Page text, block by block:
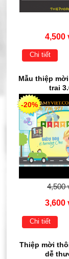
4,500
Chi tiết
Mẫu thiệp
trai
-20%
4,500
3,600
Chi tiết
Thiệp mời
dễ